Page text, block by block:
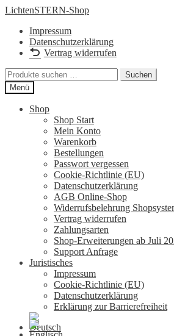
Zur
springen
Zum
springen
LichtenSTERN-Shop
Impressum
Datenschutzerklärung
Vertrag widerrufen
Suchen
nach:
Suchen
Menü
Shop
Shop Start
Mein Konto
Warenkorb
Bestellungen
Passwort vergessen
Cookie-Richtlinie (EU)
Datenschutzerklärung
AGB Online-Shop
Widerrufsbelehrung
Vertrag widerrufen
Zahlungsarten
Shop-Erweiterungen ab Juli
Support Anfrage
Juristisches
Impressum
Cookie-Richtlinie (EU)
Datenschutzerklärung
Erklärung zur Barrierefreiheit